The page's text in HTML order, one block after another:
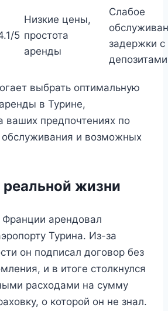
5
Низкие цены,
простота
аренды
Слабое
задержки с
депозитами
выбрать оптимальную
в Турине,
ваших предпочтениях по
обслуживания и возможных
жизни
Франции арендовал
Турина. Из-за
он подписал договор без
и в итоге столкнулся
расходами на сумму
о которой он не знал.